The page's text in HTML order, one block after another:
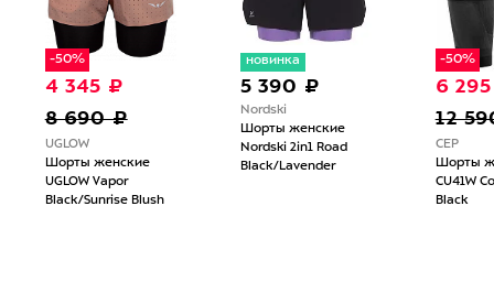
-50%
4 345 ₽
8 690 ₽
UGLOW
Шорты женские
UGLOW Vapor
Black/Sunrise Blush
новинка
5 390 ₽
Nordski
Шорты женские
Nordski 2in1 Road
Black/Lavender
-50%
6
12
CEP
Шорты
CU41W
Black